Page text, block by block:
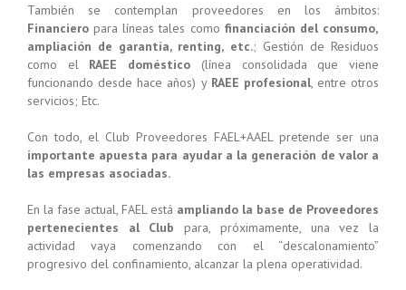
También se contemplan proveedores en los ámbitos:
Financiero para líneas tales como financiación del consumo,
ampliación de garantía, renting, etc.; Gestión de Residuos
como el RAEE doméstico (línea consolidada que viene
funcionando desde hace años) y RAEE profesional, entre otros
servicios; Etc.
Con todo, el Club Proveedores FAEL+AAEL pretende ser una
importante apuesta para ayudar a la generación de valor a
las empresas asociadas.
En la fase actual, FAEL está ampliando la base de Proveedores
pertenecientes al Club para, próximamente, una vez la
actividad vaya comenzando con el “descalonamiento”
progresivo del confinamiento, alcanzar la plena operatividad.